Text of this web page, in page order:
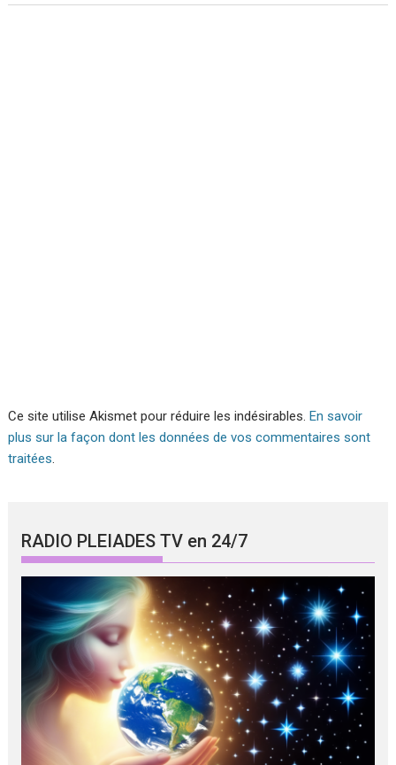
Ce site utilise Akismet pour réduire les indésirables.En savoir
plus sur la façon dont les données de vos commentaires sont
traitées.
RADIO PLEIADES TV en 24/7